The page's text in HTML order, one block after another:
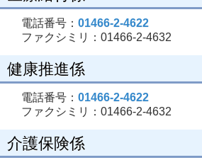
電話番号： 01466-2-4622
ファクシミリ：01466-2-4632
健康推進係
電話番号： 01466-2-4622
ファクシミリ：01466-2-4632
介護保険係